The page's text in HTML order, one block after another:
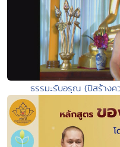
ธรรมะรับอรุณ (ปีสร้าง